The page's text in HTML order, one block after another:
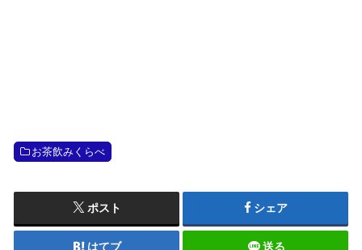
お茶飲みくらべ
ポスト シェア
はてブ 送る